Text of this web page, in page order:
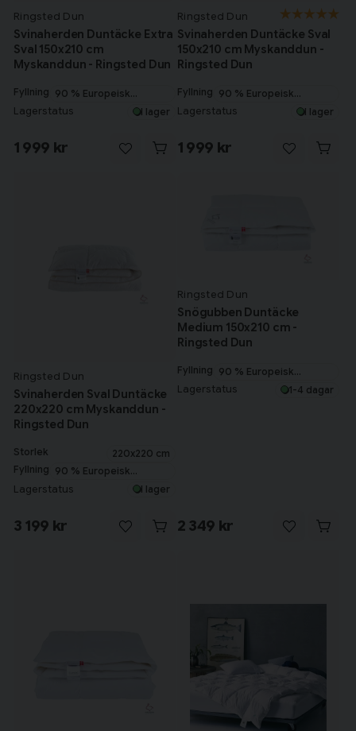
Ringsted Dun
Svinaherden Duntäcke Extra
Sval 150x210 cm
Myskanddun - Ringsted Dun
Fyllning 90 % Europeisk
myskanddun
Lagerstatus I lager
1 999 kr
Ringsted Dun
Svinaherden Duntäcke Sval
150x210 cm Myskanddun -
Ringsted Dun
Fyllning 90 % Europeisk
myskanddun
Lagerstatus I lager
1 999 kr
Ringsted Dun
Svinaherden Sval Duntäcke
220x220 cm Myskanddun -
Ringsted Dun
Storlek
220x220 cm
Fyllning 90 % Europeisk
myskanddun
Lagerstatus I lager
3 199 kr
Ringsted Dun
Snögubben Duntäcke
Medium 150x210 cm -
Ringsted Dun
Fyllning 90 % Europeisk
myskanddun
Lagerstatus 1-4 dagar
2 349 kr
Tillagd i varukorgen
Har du alla tillbehör?